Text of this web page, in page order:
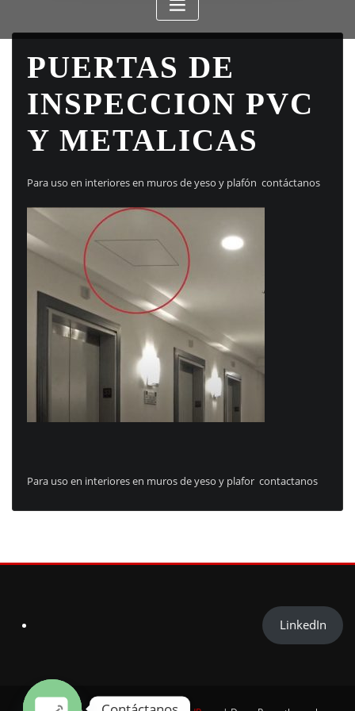
PUERTAS DE
INSPECCION PVC
Y METALICAS
Para uso en interiores en muros de yeso y plafón contáctanos
Para uso en interiores en muros de yeso y plafor contactanos
LinkedIn